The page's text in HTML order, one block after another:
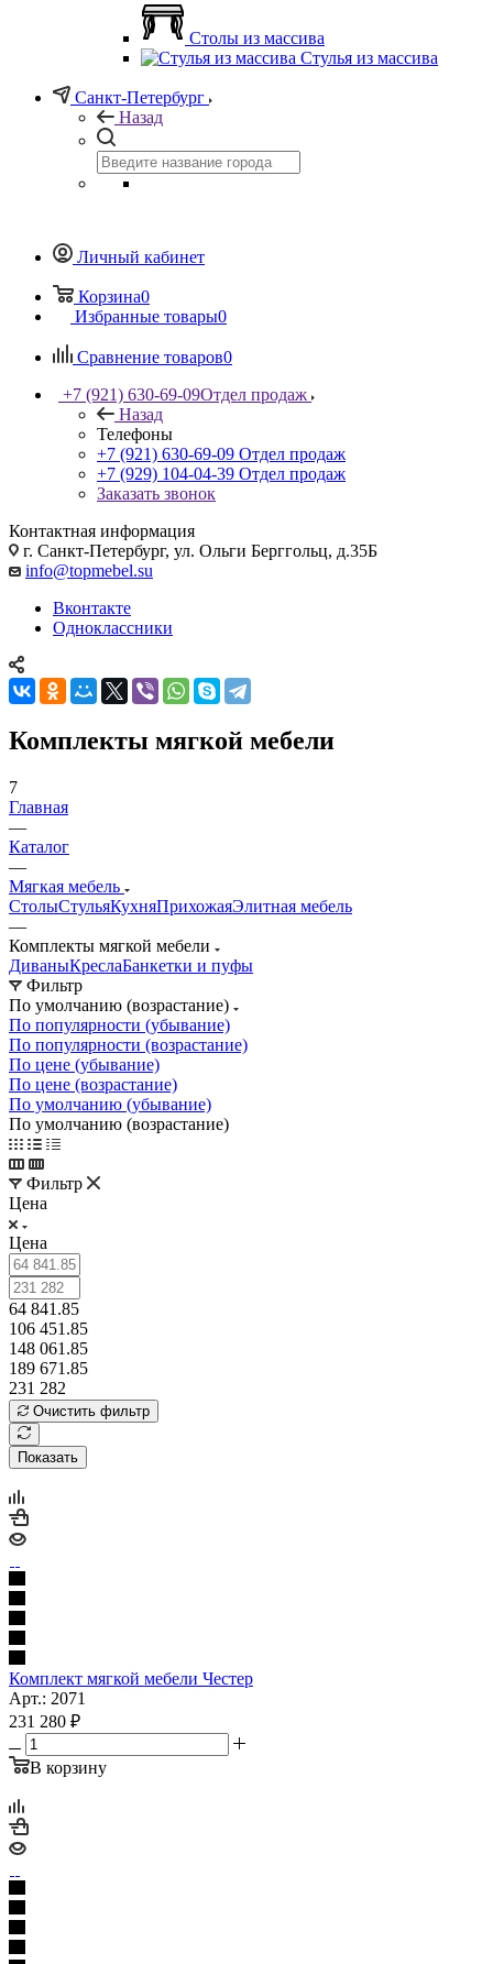
Столы из массива
Стулья из массива
Санкт-Петербург
Назад
Личный кабинет
Корзина0
Избранные товары0
Сравнение товаров0
+7 (921) 630-69-09Отдел продаж
Назад
Телефоны
+7 (921) 630-69-09 Отдел продаж
+7 (929) 104-04-39 Отдел продаж
Заказать звонок
Контактная информация
г. Санкт-Петербург, ул. Ольги Берггольц, д.35Б
info@topmebel.su
Вконтакте
Одноклассники
Комплекты мягкой мебели
7
Главная
—
Каталог
—
Мягкая мебель
СтолыСтульяКухняПрихожаяЭлитная мебель
—
Комплекты мягкой мебели
ДиваныКреслаБанкетки и пуфы
Фильтр
По умолчанию (возрастание)
По популярности (убывание)
По популярности (возрастание)
По цене (убывание)
По цене (возрастание)
По умолчанию (убывание)
По умолчанию (возрастание)
Фильтр
Цена
Цена
64 841.85
106 451.85
148 061.85
189 671.85
231 282
Очистить фильтр
Показать
Комплект мягкой мебели Честер
Арт.: 2071
231 280 ₽
В корзину